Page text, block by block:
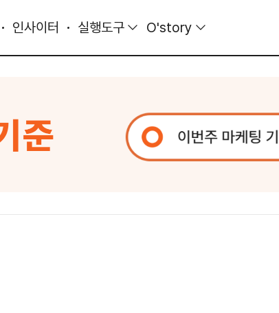
인사이터 실행도구 O'story